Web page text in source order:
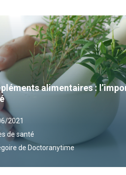
alimentaires :
2021
de santé
de Doctoranytime